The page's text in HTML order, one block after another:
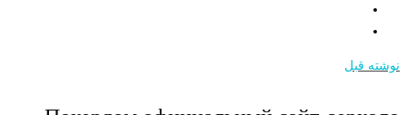
نوشته قبل